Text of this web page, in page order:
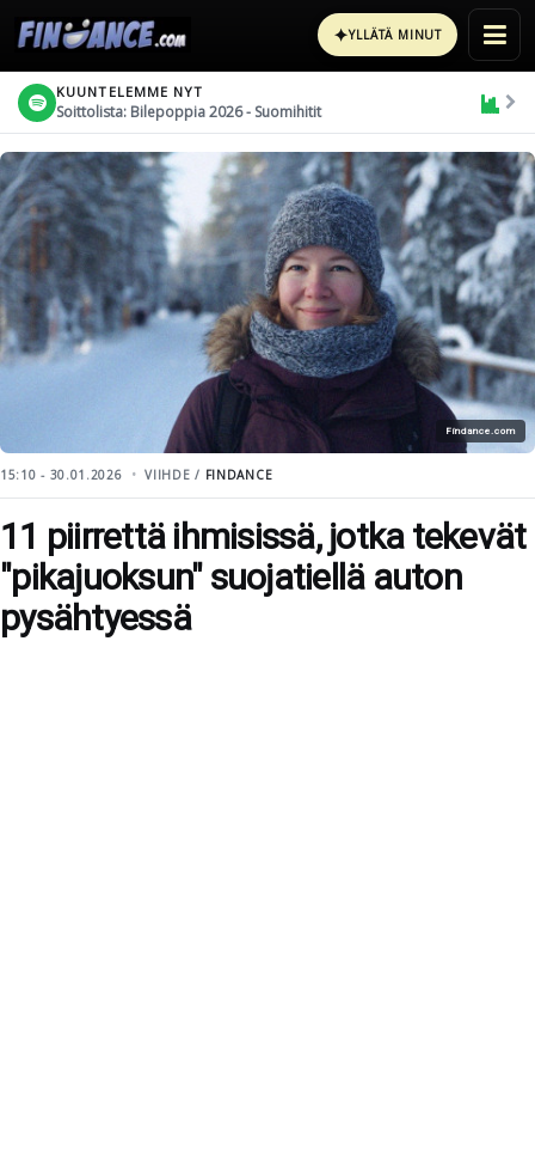
✦YLLÄTÄ MINUT
KUUNTELEMME NYT
Soittolista: Bilepoppia 2026 - Suomihitit
Findance.com
15:10 - 30.01.2026 VIIHDE / FINDANCE
11 piirrettä ihmisissä, jotka tekevät
"pikajuoksun" suojatiellä auton
pysähtyessä